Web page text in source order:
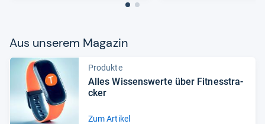
Aus unse­rem Maga­zin
Produkte
Alles Wis­sens­werte über Fit­ness­tra­
cker
Zum Artikel